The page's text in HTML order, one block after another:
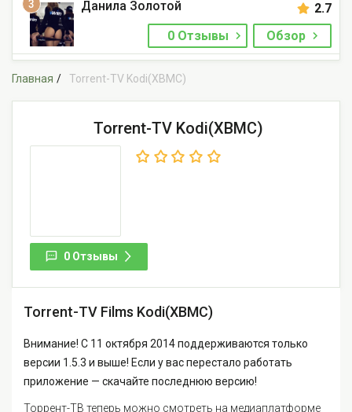
3 Данила Золотой
2.7
0 Отзывы
Обзор
Главная Torrent-TV Kodi(XBMC)
Torrent-TV Kodi(XBMC)
0 Отзывы
Torrent-TV Films Kodi(XBMC)
Внимание! С 11 октября 2014 поддерживаются только
версии 1.5.3 и выше! Если у вас перестало работать
приложение — скачайте последнюю версию!
Торрент-ТВ теперь можно смотреть на медиаплатформе